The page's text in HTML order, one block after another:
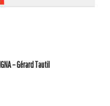
– Gérard Tautil